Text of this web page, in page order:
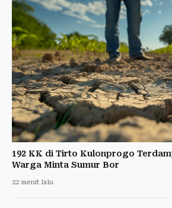
192 KK di Tirto Kulonprogo
Warga Minta Sumur Bor
22 menit lalu